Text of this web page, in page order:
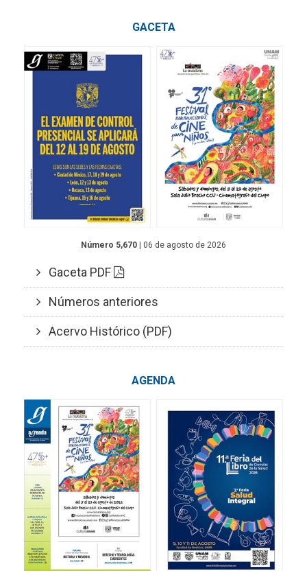
GACETA
Número 5,670 | 06 de agosto de 2026
Gaceta PDF
Números anteriores
Acervo Histórico (PDF)
AGENDA